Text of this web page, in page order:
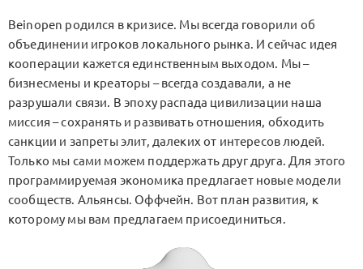
Beinopen родился в кризисе. Мы всегда говорили об
объединении игроков локального рынка. И сейчас идея
кооперации кажется единственным выходом. Мы –
бизнесмены и креаторы – всегда создавали, а не
разрушали связи. В эпоху распада цивилизации наша
миссия – сохранять и развивать отношения, обходить
санкции и запреты элит, далеких от интересов людей.
Только мы сами можем поддержать друг друга. Для этого
программируемая экономика предлагает новые модели
сообществ. Альянсы. Оффчейн. Вот план развития, к
которому мы вам предлагаем присоединиться.